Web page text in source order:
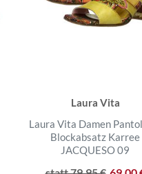
Laura Vita
Laura Vita Damen
Blockabsatz Karree
JACQUESO 09